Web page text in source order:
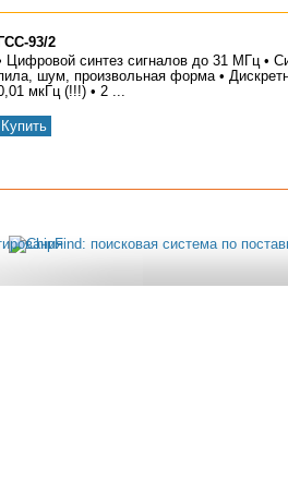
ГСС-93/2
Цифровой синтез сигналов до 31 МГц •
шум, произвольная форма •
мкГц (!!!) • 2 ...
Купить